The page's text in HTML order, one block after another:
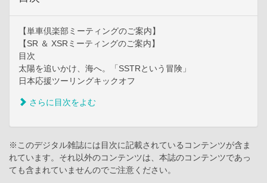
【単車倶楽部ミーティングのご案内】
【SR ＆ XSRミーティングのご案内】
目次
太陽を追いかけ、海へ。「SSTRという冒険」
日本応援ツーリングキックオフ
さらに目次をよむ
※このデジタル雑誌には目次に記載されているコンテンツが含ま
れています。それ以外のコンテンツは、本誌のコンテンツであっ
ても含まれていませんのでご注意ください。